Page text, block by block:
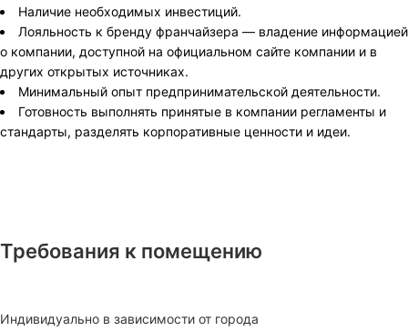
Наличие необходимых инвестиций.
Лояльность к бренду франчайзера — владение информацией
о компании, доступной на официальном сайте компании и в
других открытых источниках.
Минимальный опыт предпринимательской деятельности.
Готовность выполнять принятые в компании регламенты и
стандарты, разделять корпоративные ценности и идеи.
Требования к помещению
Индивидуально в зависимости от города